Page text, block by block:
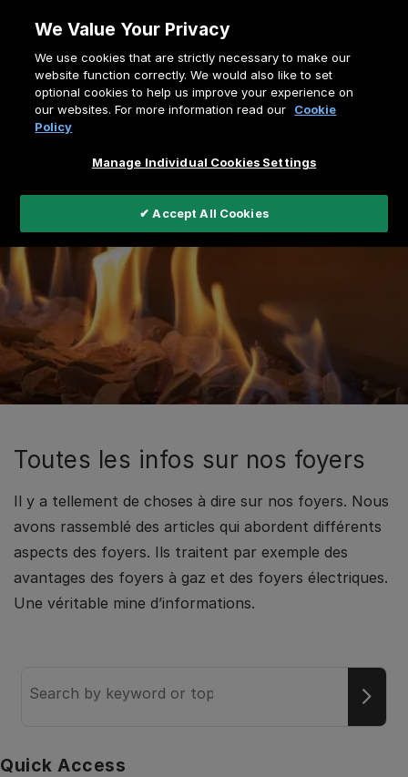
contenu
Fil
d'Ariane
Home Centre de connaissances
Toutes les infos sur nos foyers
Il y a tellement de choses à dire sur nos foyers. Nous
avons rassemblé des articles qui abordent différents
aspects des foyers. Ils traitent par exemple des
avantages des foyers à gaz et des foyers électriques.
Une véritable mine d’informations.
the
knowledge
Quick Access
We Value Your Privacy
We use cookies that are strictly necessary to make our
website function correctly. We would also like to set
optional cookies to help us improve your experience on
our websites. For more information read our
Cookie
Policy
Manage Individual Cookies Settings
✔ Accept All Cookies